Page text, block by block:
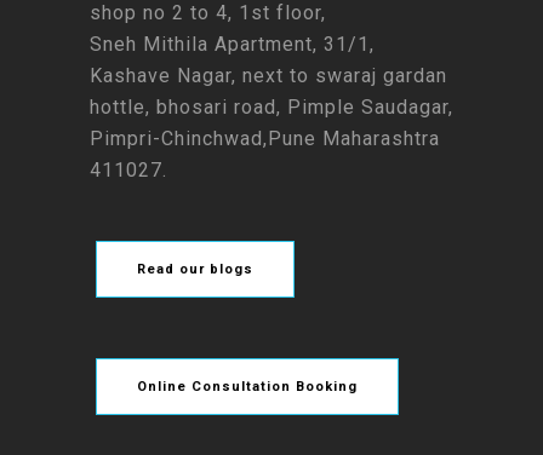
shop no 2 to 4, 1st floor,
Sneh Mithila Apartment, 31/1,
Kashave Nagar, next to swaraj gardan
hottle, bhosari road, Pimple Saudagar,
Pimpri-Chinchwad,Pune Maharashtra
411027.
Read our blogs
Online Consultation Booking